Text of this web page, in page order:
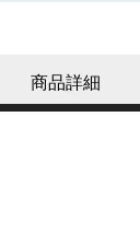
商品詳細